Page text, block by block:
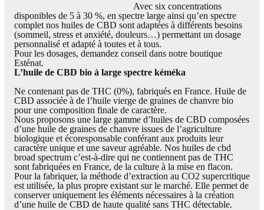
Avec six concentrations
disponibles de 5 à 30 %, en spectre large ainsi qu’en spectre
complet nos huiles de CBD sont adaptées à différents besoins
(sommeil, stress et anxiété, douleurs…) permettant un dosage
personnalisé et adapté à toutes et à tous.
Pour les dosages, demandez conseil dans notre boutique
Esténat.
L’huile de CBD bio à large spectre kéméka
Ne contenant pas de THC (0%), fabriqués en France. Huile de
CBD associée à de l’huile vierge de graines de chanvre bio
pour une composition finale de caractère.
Nous proposons une large gamme d’huiles de CBD composées
d’une huile de graines de chanvre issues de l’agriculture
biologique et écoresponsable conférant aux produits leur
caractère unique et une saveur agréable. Nos huiles de cbd
broad spectrum c’est-à-dire qui ne contiennent pas de THC
sont fabriquées en France, de la culture à la mise en flacon.
Pour la fabriquer, la méthode d’extraction au CO2 supercritique
est utilisée, la plus propre existant sur le marché. Elle permet de
conserver uniquement les éléments nécessaires à la création
d’une huile de CBD de haute qualité sans THC détectable.